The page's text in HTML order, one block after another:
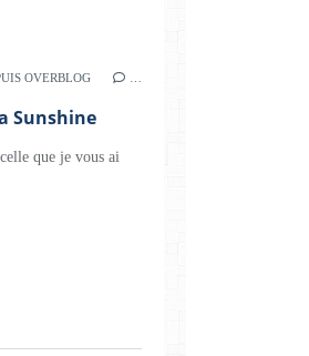
OVERBLOG
Sunshine
que je vous ai